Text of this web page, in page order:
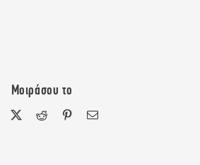
Μοιράσου το
Facebook
X Reddit PinterestEmail